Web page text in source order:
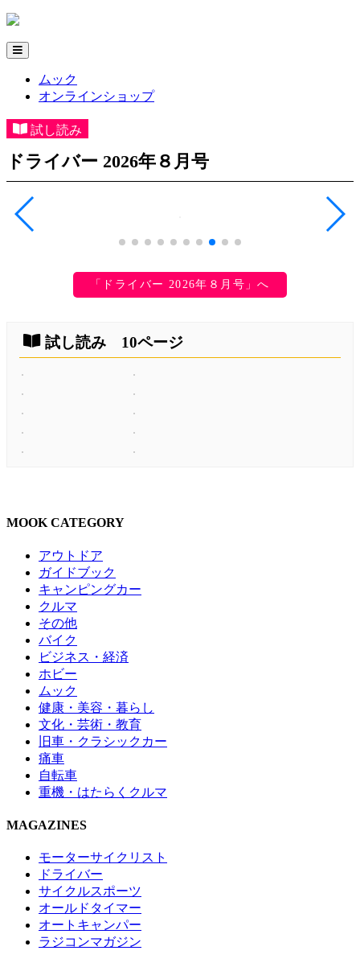
ムック
オンラインショップ
試し読み
ドライバー 2026年８月号
「ドライバー 2026年８月号」へ
試し読み 10ページ
MOOK CATEGORY
アウトドア
ガイドブック
キャンピングカー
クルマ
その他
バイク
ビジネス・経済
ホビー
ムック
健康・美容・暮らし
文化・芸術・教育
旧車・クラシックカー
痛車
自転車
重機・はたらくクルマ
MAGAZINES
モーターサイクリスト
ドライバー
サイクルスポーツ
オールドタイマー
オートキャンパー
ラジコンマガジン